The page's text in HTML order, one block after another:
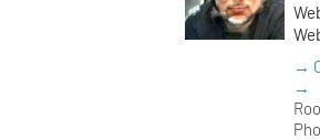
→
→